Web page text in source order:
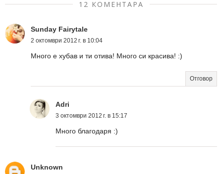
12 КОМЕНТАРА
Sunday Fairytale
2 октомври 2012 г. в 10:04
Много е хубав и ти отива! Много си красива! :)
Отговор
Adri
3 октомври 2012 г. в 15:17
Много благодаря :)
Unknown